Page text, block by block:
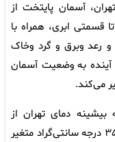
آسمان پایتخت از
قسمتی ابری، همراه با
رعد وبرق و گرد وخاک
به وضعیت آسمان
می‌کند.
دمای تهران از
پنجشنبه تا دوشنبه هفته آینده بین ۳۳ تا ۳۵ درجه سانتی‌گراد متغیر